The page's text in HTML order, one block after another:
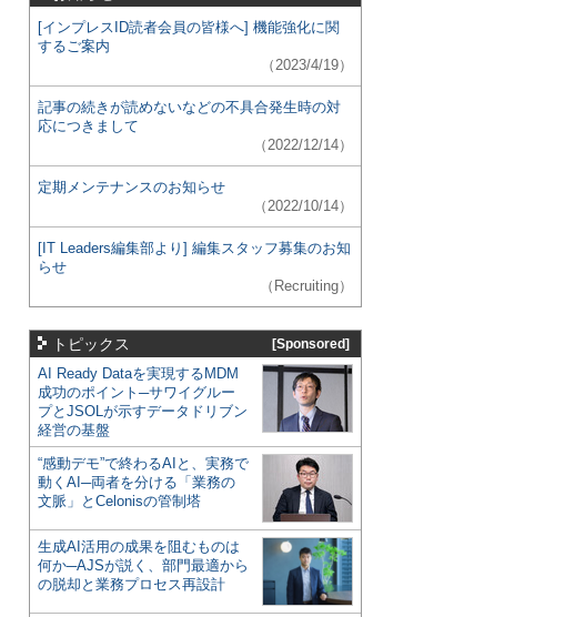
[インプレスID読者会員の皆様へ] 機能強化に関
するご案内
（2023/4/19）
記事の続きが読めないなどの不具合発生時の対
応につきまして
（2022/12/14）
定期メンテナンスのお知らせ
（2022/10/14）
[IT Leaders編集部より] 編集スタッフ募集のお知
らせ
（Recruiting）
トピックス [Sponsored]
AI Ready Dataを実現するMDM
成功のポイント─サワイグルー
プとJSOLが示すデータドリブン
経営の基盤
“感動デモ”で終わるAIと、実務で
動くAI─両者を分ける「業務の
文脈」とCelonisの管制塔
生成AI活用の成果を阻むものは
何か─AJSが説く、部門最適から
の脱却と業務プロセス再設計